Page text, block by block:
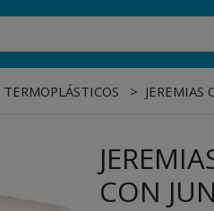
JEREMIAS
CON